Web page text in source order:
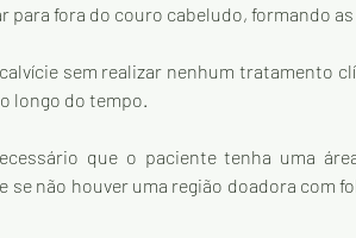
fora do couro cabeludo, formando as
sem realizar nenhum tratamento
longo do tempo.
que o paciente tenha uma
se não houver uma região doadora com